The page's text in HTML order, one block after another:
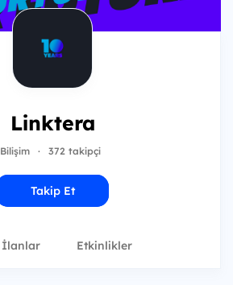
Linktera
Bilişim · 372 takipçi
Takip Et
İlanlar Etkinlikler